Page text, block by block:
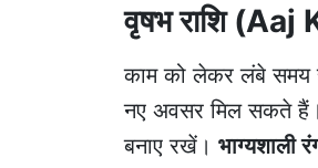
वृषभ राशि
काम को लेकर लंबे समय
नए अवसर मिल सकते हैं।
बनाए रखें। भाग्यशाली